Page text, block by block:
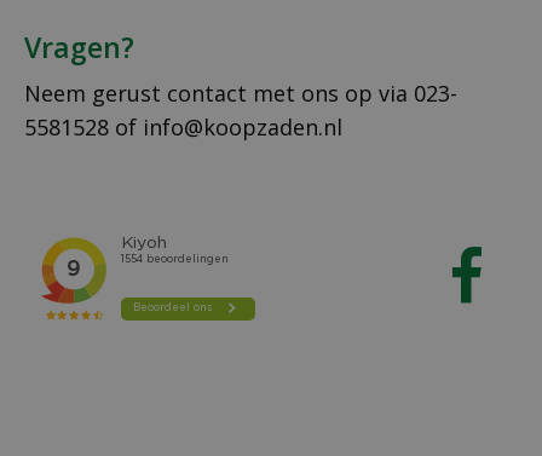
Vragen?
Neem gerust contact met ons op via 023-
5581528 of info@koopzaden.nl